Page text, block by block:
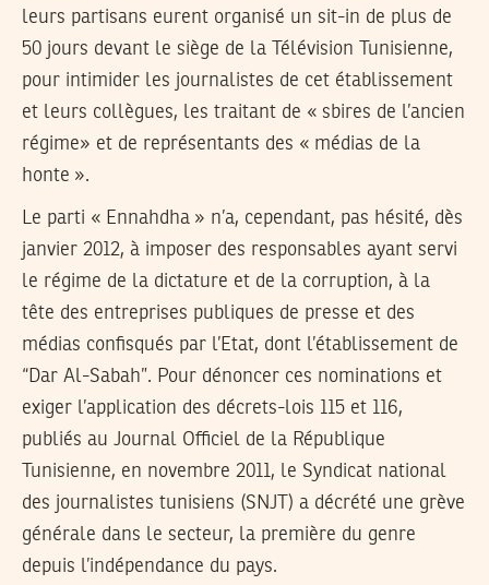
leurs partisans eurent organisé un sit-in de plus de
50 jours devant le siège de la Télévision Tunisienne,
pour intimider les journalistes de cet établissement
et leurs collègues, les traitant de « sbires de l’ancien
régime» et de représentants des « médias de la
honte ».
Le parti « Ennahdha » n’a, cependant, pas hésité, dès
janvier 2012, à imposer des responsables ayant servi
le régime de la dictature et de la corruption, à la
tête des entreprises publiques de presse et des
médias confisqués par l’Etat, dont l’établissement de
“Dar Al-Sabah”. Pour dénoncer ces nominations et
exiger l’application des décrets-lois 115 et 116,
publiés au Journal Officiel de la République
Tunisienne, en novembre 2011, le Syndicat national
des journalistes tunisiens (SNJT) a décrété une grève
générale dans le secteur, la première du genre
depuis l’indépendance du pays.